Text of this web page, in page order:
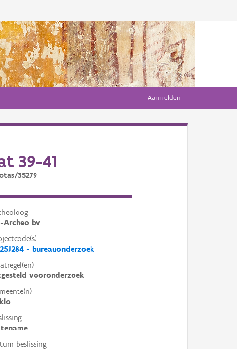
Aanmelden
39-41
35279
Archeo bv
- bureauonderzoek
vooronderzoek
beslissing